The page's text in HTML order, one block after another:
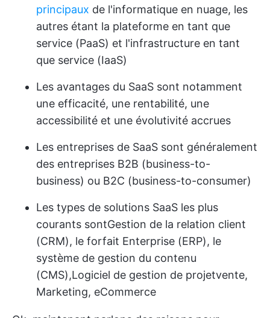
principaux de l'informatique en nuage, les
autres étant la plateforme en tant que
service (PaaS) et l'infrastructure en tant
que service (IaaS)
Les avantages du SaaS sont notamment
une efficacité, une rentabilité, une
accessibilité et une évolutivité accrues
Les entreprises de SaaS sont généralement
des entreprises B2B (business-to-
business) ou B2C (business-to-consumer)
Les types de solutions SaaS les plus
courants sontGestion de la relation client
(CRM), le forfait Enterprise (ERP), le
système de gestion du contenu
(CMS),Logiciel de gestion de projetvente,
Marketing, eCommerce